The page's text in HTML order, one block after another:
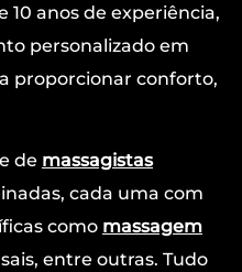
10 anos de experiência,
personalizado em
proporcionar conforto,
de massagistas
cada uma com
como massagem
entre outras. Tudo